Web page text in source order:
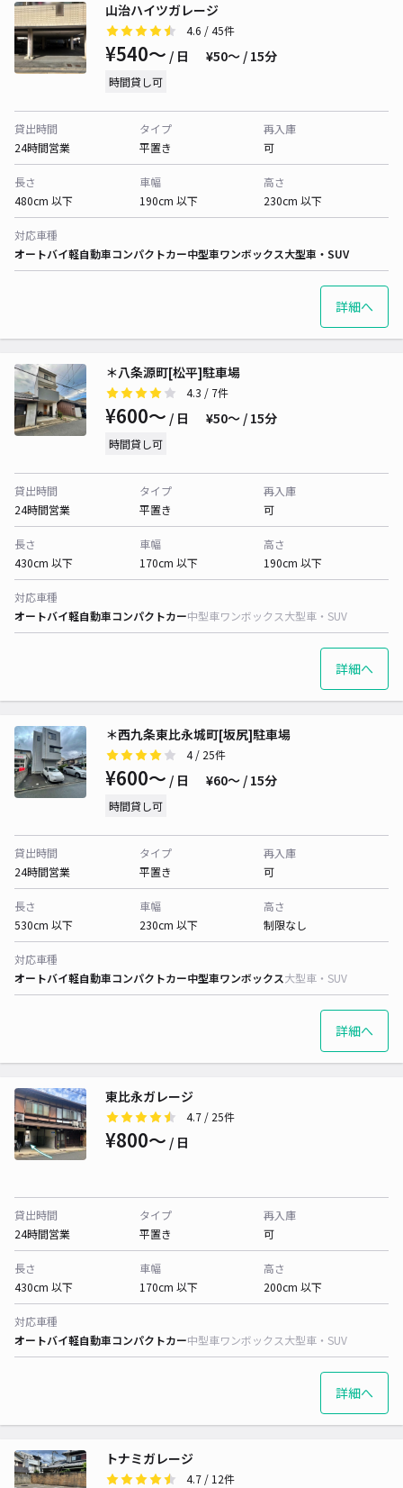
山治ハイツガレージ
4.6 / 45件
¥540〜 / 日 ¥50〜 / 15分
時間貸し可
貸出時間
24時間営業
タイプ
平置き
再入庫
可
長さ
480cm 以下
車幅
190cm 以下
高さ
230cm 以下
対応車種
オートバイ軽自動車コンパクトカー中型車ワンボックス大型車・SUV
詳細へ
＊八条源町[松平]駐車場
4.3 / 7件
¥600〜 / 日 ¥50〜 / 15分
時間貸し可
貸出時間
24時間営業
タイプ
平置き
再入庫
可
長さ
430cm 以下
車幅
170cm 以下
高さ
190cm 以下
対応車種
オートバイ軽自動車コンパクトカー中型車ワンボックス大型車・SUV
詳細へ
＊西九条東比永城町[坂尻]駐車場
4/ 25件
¥600〜 / 日 ¥60〜 / 15分
時間貸し可
貸出時間
24時間営業
タイプ
平置き
再入庫
可
長さ
530cm 以下
車幅
230cm 以下
高さ
制限なし
対応車種
オートバイ軽自動車コンパクトカー中型車ワンボックス大型車・SUV
詳細へ
東比永ガレージ
4.7 / 25件
¥800〜 / 日
貸出時間
24時間営業
タイプ
平置き
再入庫
可
長さ
430cm 以下
車幅
170cm 以下
高さ
200cm 以下
対応車種
オートバイ軽自動車コンパクトカー中型車ワンボックス大型車・SUV
詳細へ
トナミガレージ
4.7 / 12件